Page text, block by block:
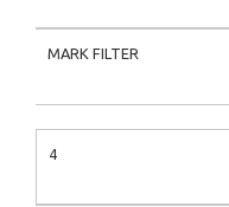
MARK FILTER
4